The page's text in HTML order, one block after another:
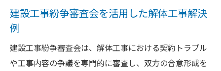
建設工事紛争審査会を活用した解体工事解決
例
建設工事紛争審査会は、解体工事における契約トラブル
や工事内容の争議を専門的に審査し、双方の合意形成を